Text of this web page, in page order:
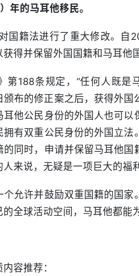
年的马耳他移民。
国籍法进行了重大修改。自
得并保留外国国籍和马耳他
第188条规定，“任何人既
布的修正案之后，获得外
他公民身份的外国人也可
拥有双重公民身份的外国立
的同时，申请并保留马耳他
来说，无疑是一项巨大的福利
个允许并鼓励双重国籍的国
全球活动空间，马耳他都能
容推荐：